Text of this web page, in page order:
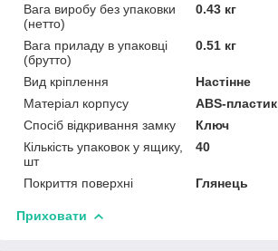
Вага виробу без упаковки
(нетто)
0.43 кг
Вага приладу в упаковці
(брутто)
0.51 кг
Вид кріплення
Настінне
Матеріал корпусу
ABS-пластик
Спосіб відкривання замку
Ключ
Кількість упаковок у ящику,
шт
40
Покриття поверхні Глянець
Приховати